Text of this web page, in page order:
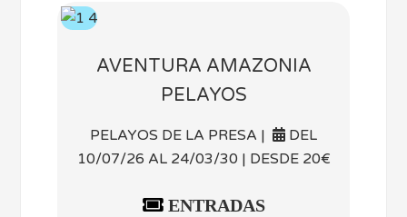
AVENTURA AMAZONIA
PELAYOS
PELAYOS DE LA PRESA |
DEL
10/07/26 AL 24/03/30 | DESDE 20€
ENTRADAS